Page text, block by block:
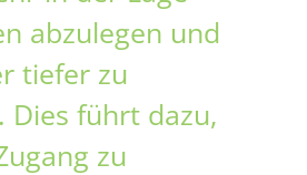
abzulegen und
tiefer zu
Dies führt dazu,
zu